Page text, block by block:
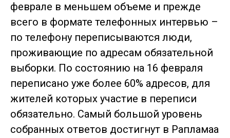
феврале в меньшем объеме и прежде
всего в формате телефонных интервью –
по телефону переписываются люди,
проживающие по адресам обязательной
выборки. По состоянию на 16 февраля
переписано уже более 60% адресов, для
жителей которых участие в переписи
обязательно. Самый большой уровень
собранных ответов достигнут в Рапламаа